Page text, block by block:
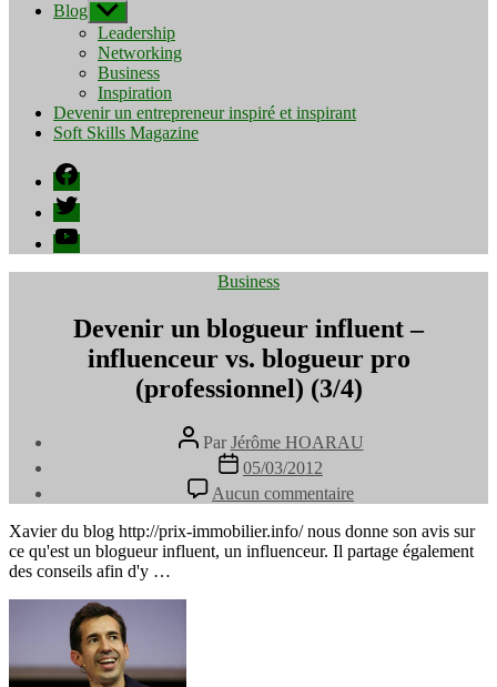
Blog Afficher
le
sous-
menu
Leadership
Networking
Business
Inspiration
Devenir un entrepreneur inspiré et inspirant
Soft Skills Magazine
Facebook
Twitter
YouTube
Catégories
Business
Devenir un blogueur influent –
influenceur vs. blogueur pro
(professionnel) (3/4)
Auteur
de
l’article
Par Jérôme HOARAU
Date
l’article
05/03/2012
Aucun commentaire
Devenir
un
blogueur
influent
Xavier du blog http://prix-immobilier.info/ nous donne son avis sur
ce qu'est un blogueur influent, un influenceur. Il partage également
des conseils afin d'y …